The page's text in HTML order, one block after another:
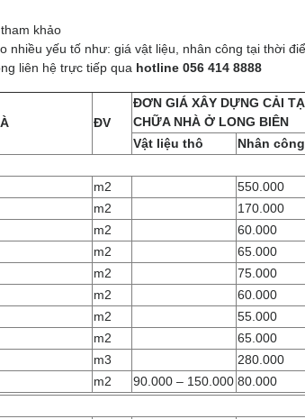
khảo
nhiều yếu tố như: giá vật liệu, nhân công tại thời
liên hệ trực tiếp qua hotline 056 414 8888
ĐV
ĐƠN GIÁ XÂY DỰNG CẢI
CHỮA NHÀ Ở LONG BIÊN
Vật liệu thô
Nhân công
m2 550.000
m2 170.000
m2 60.000
m2 65.000
m2 75.000
m2 60.000
m2 55.000
m2 65.000
m3 280.000
m2 90.000 – 150.000 80.000